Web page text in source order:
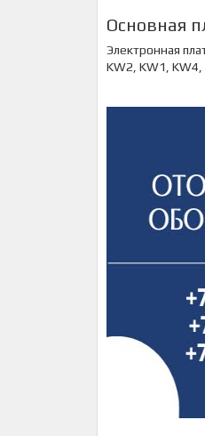
Основная
Электронная
KW2, KW1,